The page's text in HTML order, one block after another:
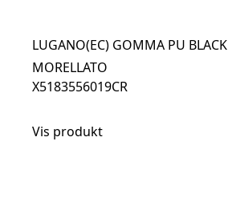
LUGANO(EC) GOMMA PU BLACK
MORELLATO
X5183556019CR
Vis produkt